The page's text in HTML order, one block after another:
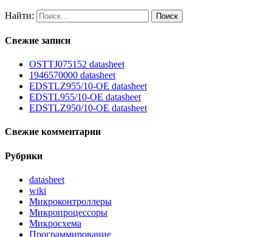
Найти:
Свежие записи
OSTTJ075152 datasheet
1946570000 datasheet
EDSTLZ955/10-OE datasheet
EDSTL955/10-OE datasheet
EDSTLZ950/10-OE datasheet
Свежие комментарии
Рубрики
datasheet
wiki
Микроконтроллеры
Микропроцессоры
Микросхема
Программирование